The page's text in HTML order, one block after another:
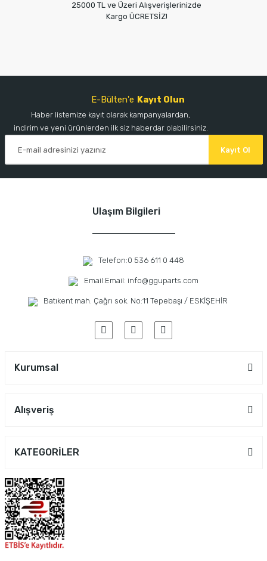
25000 TL ve Üzeri Alışverişlerinizde
Kargo ÜCRETSİZ!
E-Bülten'e Kayıt Olun
Haber listemize kayıt olarak kampanyalardan,
indirim ve yeni ürünlerden ilk siz haberdar olabilirsiniz.
Kayıt Ol
Ulaşım Bilgileri
Telefon:0 536 611 0 448
Email:Email: info@gguparts.com
Batıkent mah. Çağrı sok. No:11 Tepebaşı / ESKİŞEHİR
Kurumsal
Alışveriş
KATEGORİLER